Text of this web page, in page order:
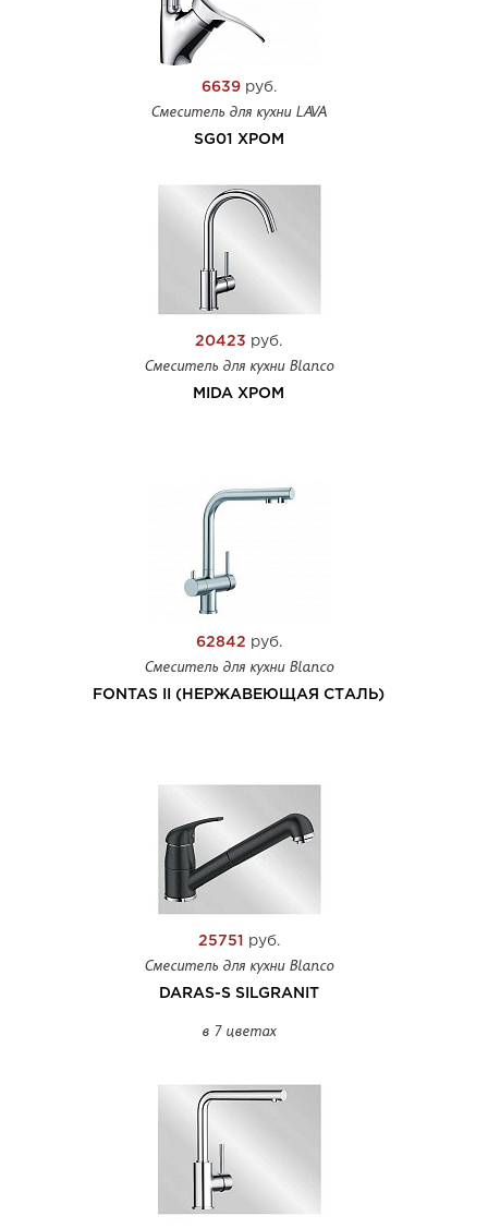
6639руб.
Смеситель для кухни LAVA
SG01 ХРОМ
20423 руб.
Смеситель для кухни Blanco
MIDA ХРОМ
62842 руб.
Смеситель для кухни Blanco
FONTAS II (НЕРЖАВЕЮЩАЯ СТАЛЬ)
25751 руб.
Смеситель для кухни Blanco
DARAS-S SILGRANIT
в 7 цветах